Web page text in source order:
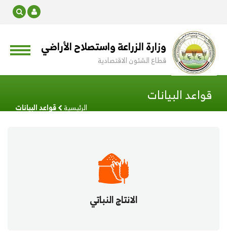
وزارة الزراعة واستصلاح الأراضي
قطاع الشئون الاقتصادية
قواعد البيانات
الرئيسية قواعد البيانات
الانتاج النباتي